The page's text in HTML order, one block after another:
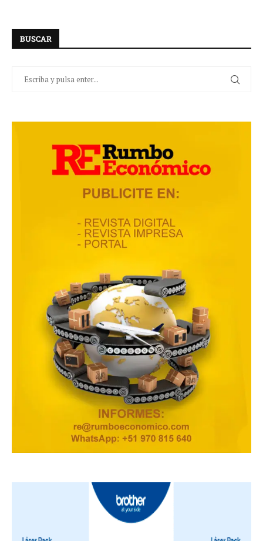
BUSCAR